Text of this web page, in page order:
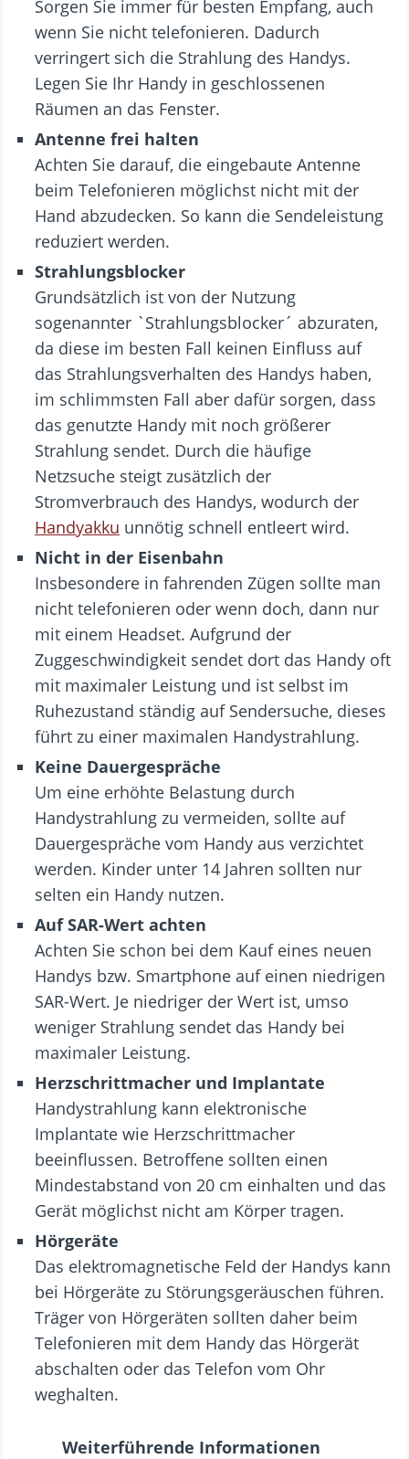
Sorgen Sie immer für besten Empfang, auch
wenn Sie nicht telefonieren. Dadurch
verringert sich die Strahlung des Handys.
Legen Sie Ihr Handy in geschlossenen
Räumen an das Fenster.
Antenne frei halten
Achten Sie darauf, die eingebaute Antenne
beim Telefonieren möglichst nicht mit der
Hand abzudecken. So kann die Sendeleistung
reduziert werden.
Strahlungsblocker
Grundsätzlich ist von der Nutzung
sogenannter `Strahlungsblocker´ abzuraten,
da diese im besten Fall keinen Einfluss auf
das Strahlungsverhalten des Handys haben,
im schlimmsten Fall aber dafür sorgen, dass
das genutzte Handy mit noch größerer
Strahlung sendet. Durch die häufige
Netzsuche steigt zusätzlich der
Stromverbrauch des Handys, wodurch der
Handyakku unnötig schnell entleert wird.
Nicht in der Eisenbahn
Insbesondere in fahrenden Zügen sollte man
nicht telefonieren oder wenn doch, dann nur
mit einem Headset. Aufgrund der
Zuggeschwindigkeit sendet dort das Handy oft
mit maximaler Leistung und ist selbst im
Ruhezustand ständig auf Sendersuche, dieses
führt zu einer maximalen Handystrahlung.
Keine Dauergespräche
Um eine erhöhte Belastung durch
Handystrahlung zu vermeiden, sollte auf
Dauergespräche vom Handy aus verzichtet
werden. Kinder unter 14 Jahren sollten nur
selten ein Handy nutzen.
Auf SAR-Wert achten
Achten Sie schon bei dem Kauf eines neuen
Handys bzw. Smartphone auf einen niedrigen
SAR-Wert. Je niedriger der Wert ist, umso
weniger Strahlung sendet das Handy bei
maximaler Leistung.
Herzschrittmacher und Implantate
Handystrahlung kann elektronische
Implantate wie Herzschrittmacher
beeinflussen. Betroffene sollten einen
Mindestabstand von 20 cm einhalten und das
Gerät möglichst nicht am Körper tragen.
Hörgeräte
Das elektromagnetische Feld der Handys kann
bei Hörgeräte zu Störungsgeräuschen führen.
Träger von Hörgeräten sollten daher beim
Telefonieren mit dem Handy das Hörgerät
abschalten oder das Telefon vom Ohr
weghalten.
Weiterführende Informationen